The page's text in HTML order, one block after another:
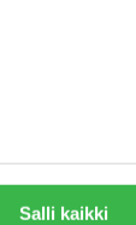
Salli kaikki